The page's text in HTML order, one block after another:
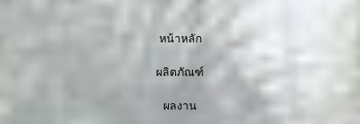
หน้าหลัก
ผลิตภัณฑ์
ผลงาน